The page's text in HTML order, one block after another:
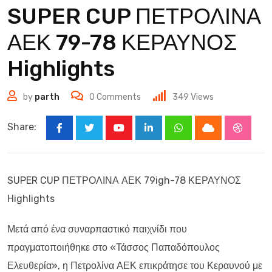
SUPER CUP ΠΕΤΡΟΛΙΝΑ
ΑΕΚ 79-78 ΚΕΡΑΥΝΟΣ
Highlights
by parth 0 Comments 349 Views
Share:
YoutubeLinkedInWhatsappCloud
SUPER CUP ΠΕΤΡΟΛΙΝΑ ΑΕΚ 79igh-78 ΚΕΡΑΥΝΟΣ
Highlights
Μετά από ένα συναρπαστικό παιχνίδι που
πραγματοποιήθηκε στο «Τάσσος Παπαδόπουλος
Ελευθερία», η Πετρολίνα ΑΕΚ επικράτησε του Κεραυνού με